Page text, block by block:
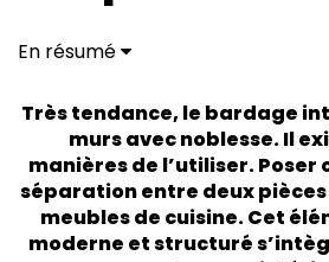
En résumé
Les matériaux utilisés pour le
Quel bois utilisé pour un
entretien ?
Comment installer un bardage
Très tendance, le bardage
murs avec noblesse. Il
manières de l’utiliser. Poser
séparation entre deux pièces
meubles de cuisine. Cet
moderne et structuré